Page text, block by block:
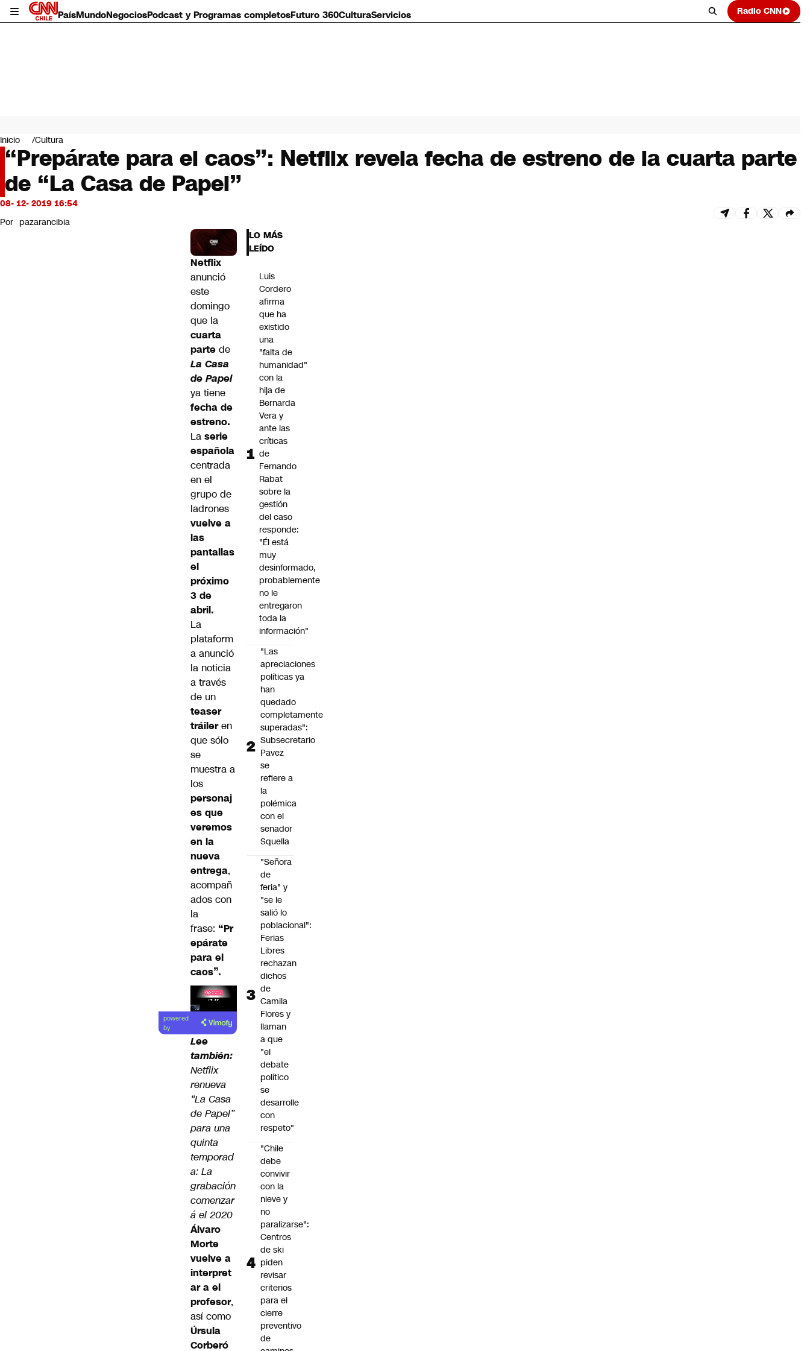
PaísMundoNegociosPodcast y Programas completosFuturo 360CulturaServicios Radio CNN
Mundo
Negocios
Deportes
Programas completos
Cultura
Servicios
CNN Data
Inicio Cultura
“Prepárate para el caos”: Netflix revela fecha de estreno de la cuarta parte
de “La Casa de Papel”
08- 12- 2019 16:54
Por pazarancibia
Netflix
anunció
este
domingo
que la
cuarta
parte de
La Casa
de Papel
ya tiene
fecha de
estreno.
La serie
española
centrada
en el
grupo de
ladrones
vuelve a
las
pantallas
el
próximo
3 de
abril.
La
plataform
a anunció
la noticia
a través
de un
teaser
tráileren
que sólo
se
muestra a
los
personaj
es que
veremos
en la
nueva
entrega,
acompañ
ados con
la
frase: “Pr
epárate
para el
caos”.
Lea el
artículo
powered
by
Lee
también:
Netflix
renueva
“La Casa
de Papel”
para una
quinta
temporad
a: La
grabación
comenzar
á el 2020
Álvaro
Morte
vuelve a
interpret
ar a el
profesor,
así como
Úrsula
Corberó
LO MÁS
LEÍDO
Luis
Cordero
afirma
que ha
existido
una
"falta de
humanidad"
con la
hija de
Bernarda
Vera y
ante las
críticas
de
Fernando
Rabat
sobre la
gestión
del caso
responde:
"Él está
muy
desinformado,
probablemente
no le
entregaron
toda la
información"
"Las
apreciaciones
políticas ya
han
quedado
completamente
superadas":
Subsecretario
Pavez
se
refiere a
la
polémica
con el
senador
Squella
"Señora
de
feria" y
"se le
salió lo
poblacional":
Ferias
Libres
rechazan
dichos
de
Camila
Flores y
llaman
a que
"el
debate
político
se
desarrolle
con
respeto"
"Chile
debe
convivir
con la
nieve y
no
paralizarse":
Centros
de ski
piden
revisar
criterios
para el
cierre
preventivo
de